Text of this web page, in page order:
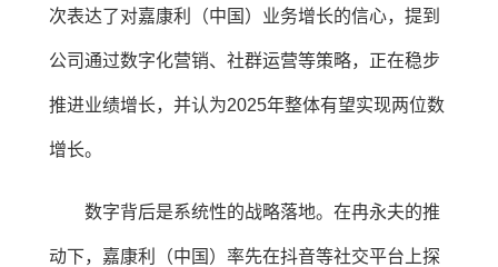
次表达了对嘉康利（中国）业务增长的信心，提到
公司通过数字化营销、社群运营等策略，正在稳步
推进业绩增长，并认为2025年整体有望实现两位数
增长。
数字背后是系统性的战略落地。在冉永夫的推
动下，嘉康利（中国）率先在抖音等社交平台上探